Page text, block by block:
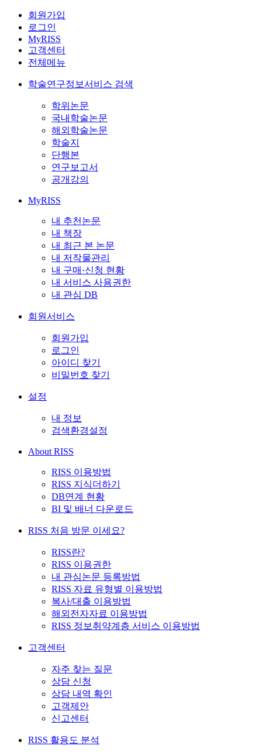
회원가입
로그인
MyRISS
고객센터
전체메뉴
학술연구정보서비스 검색
학위논문
국내학술논문
해외학술논문
학술지
단행본
연구보고서
공개강의
MyRISS
내 추천논문
내 책장
내 최근 본 논문
내 저작물관리
내 구매·신청 현황
내 서비스 사용권한
내 관심 DB
회원서비스
회원가입
로그인
아이디 찾기
비밀번호 찾기
설정
내 정보
검색환경설정
About RISS
RISS 이용방법
RISS 지식더하기
DB연계 현황
BI 및 배너 다운로드
RISS 처음 방문 이세요?
RISS란?
RISS 이용권한
내 관심논문 등록방법
RISS 자료 유형별 이용방법
복사/대출 이용방법
해외전자자료 이용방법
RISS 정보취약계층 서비스 이용방법
고객센터
자주 찾는 질문
상담 신청
상담 내역 확인
고객제안
신고센터
RISS 활용도 분석